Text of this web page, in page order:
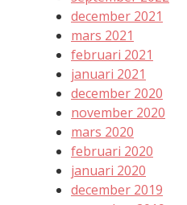
december 2021
mars 2021
februari 2021
januari 2021
december 2020
november 2020
mars 2020
februari 2020
januari 2020
december 2019